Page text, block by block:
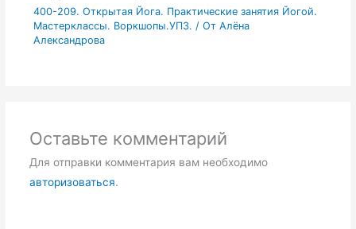
400-209. Открытая Йога. Практические занятия Йогой.
Мастерклассы. Воркшопы.УПЗ. / От Алёна
Александрова
Оставьте комментарий
Для отправки комментария вам необходимо
авторизоваться.